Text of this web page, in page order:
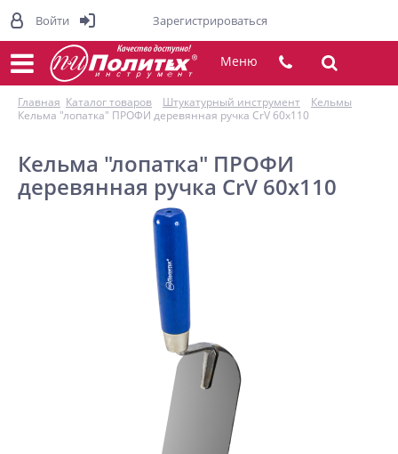
Меню
Главная Каталог товаров Штукатурный инструмент
Кельмы
Кельма "лопатка" ПРОФИ деревянная ручка CrV 60х110
Кельма "лопатка" ПРОФИ
деревянная ручка CrV 60х110
Войти Зарегистрироваться